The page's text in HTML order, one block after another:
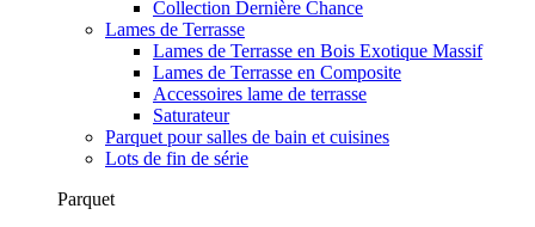
Collection Dernière Chance
Lames de Terrasse
Lames de Terrasse en Bois Exotique Massif
Lames de Terrasse en Composite
Accessoires lame de terrasse
Saturateur
Parquet pour salles de bain et cuisines
Lots de fin de série
Parquet